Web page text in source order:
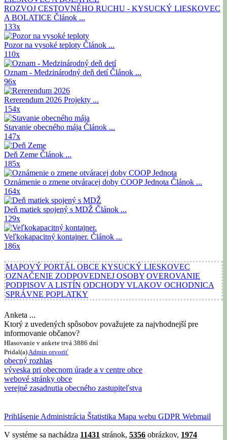
ROZVOJ CESTOVNÉHO RUCHU - KYSUCKÝ LIESKOVEC
A BOLATICE Článok ...
133x
Pozor na vysoké teploty Článok ...
110x
Oznam - Medzinárodný deň detíČlánok ...
96x
Rererendum 2026 Projekty ...
154x
Stavanie obecného mája Článok ...
147x
Deň Zeme Článok ...
185x
Oznámenie o zmene otváracej doby COOP Jednota Článok ...
164x
Deň matiek spojený s MDŽ Článok ...
129x
Veľkokapacitný kontajner. Článok ...
186x
MAPOVÝ PORTÁL OBCE KYSUCKÝ LIESKOVEC
OZNAČENIE ZODPOVEDNEJ OSOBY OVEROVANIE
PODPISOV A LISTÍN ODCHODY VLAKOV OCHODNICA
SPRÁVNE POPLATKY
Anketa ...
Ktorý z uvedených spôsobov považujete za najvhodnejší pre
informovanie občanov?
Hlasovanie v ankete trvá 3886 dní
Pridal(a)Admin otvoriť
obecný rozhlas
výveska pri obecnom úrade a v centre obce
webové stránky obce
verejné zasadnutia obecného zastupiteľstva
PrihlásenieAdministrácia Štatistika Mapa webu GDPR Webmail
V systéme sa nachádza 11431 stránok, 5356 obrázkov, 1974